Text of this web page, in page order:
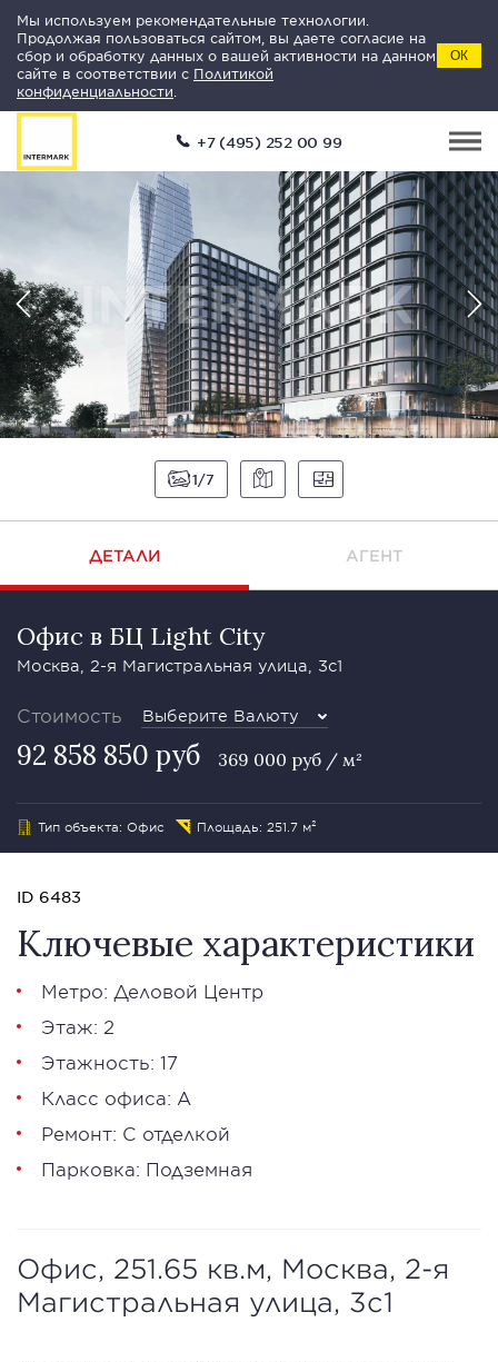
Мы используем рекомендательные технологии.
Продолжая пользоваться сайтом, вы даете согласие на
сбор и обработку данных о вашей активности на данном
сайте в соответствии с Политикой
конфиденциальности
ОК
+7 (495) 252 00 99
1 7
ДЕТАЛИ АГЕНТ
Офис в БЦ Light City
Москва, 2-я Магистральная улица, 3с1
Стоимость Выберите Валюту
92 858 850 руб 369 000 руб / м²
Тип объекта: Офис Площадь: 251.7 м²
ID 6483
Ключевые характеристики
Метро: Деловой Центр
Этаж: 2
Этажность: 17
Класс офиса: А
Ремонт: С отделкой
Парковка: Подземная
Офис, 251.65 кв.м, Москва, 2-я
Магистральная улица, 3с1